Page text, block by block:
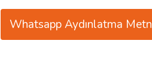
Whatsapp Aydınlatma